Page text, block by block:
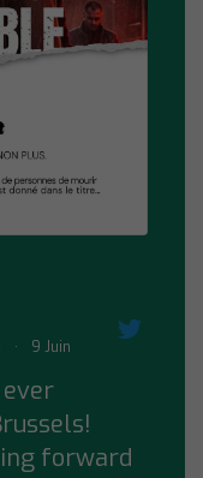
· 9 Juin
forward